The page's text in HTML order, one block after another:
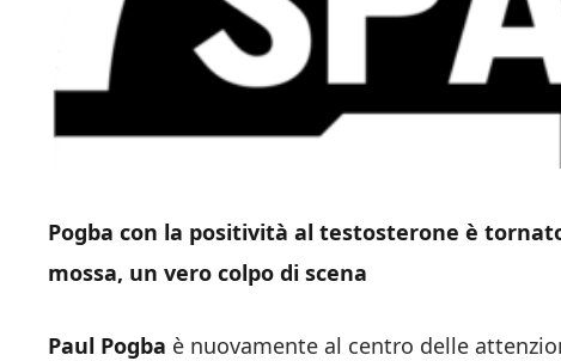
Pogba con la positività al testosterone è
mossa, un vero colpo di scena
Paul Pogba è nuovamente al centro delle